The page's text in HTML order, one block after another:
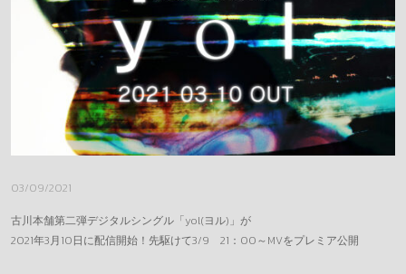
OFFICE
03/09/2021
古川本舗第二弾デジタルシングル「yol(ヨル)」が
2021年3月10日に配信開始！先駆けて3/9 21：00～MVをプレミア公開